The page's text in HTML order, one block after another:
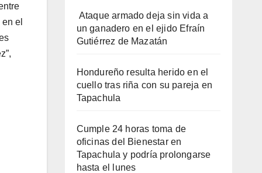
el
Ataque armado deja sin vida a
un ganadero en el ejido Efraín
Gutiérrez de Mazatán
Hondureño resulta herido en el
cuello tras riña con su pareja en
Tapachula
Cumple 24 horas toma de
oficinas del Bienestar en
Tapachula y podría prolongarse
hasta el lunes